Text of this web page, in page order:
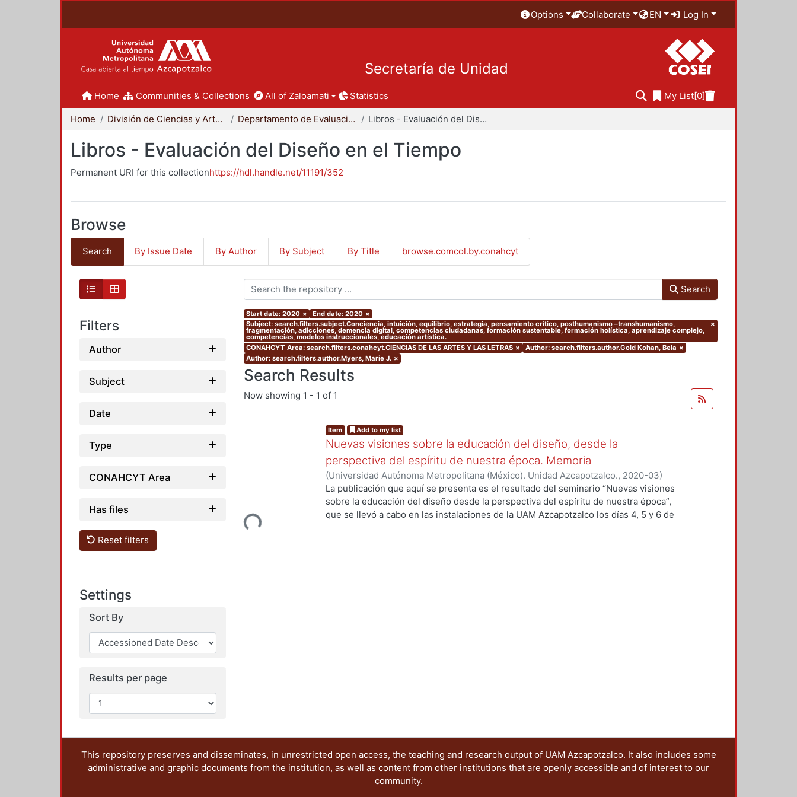
Options Collaborate EN Log In
Secretaría de Unidad
Home Communities & Collections All of Zaloamati Statistics My List[0]
Home División de Ciencias y Artes para el Diseño Departamento de Evaluación del Diseño en el Tiempo Libros - Evaluación del Diseño en el Tiempo
Libros - Evaluación del Diseño en el Tiempo
Permanent URI for this collectionhttps://hdl.handle.net/11191/352
Browse
Search By Issue Date By Author By Subject By Title browse.comcol.by.conahcyt
Filters
Author
Subject
Date
Type
CONAHCYT Area
Has files
Reset filters
Settings
Sort By
Results per page
Search
Start date: 2020 × End date: 2020 ×
Subject: search.filters.subject.Conciencia, intuición, equilibrio, estrategia, pensamiento crítico, posthumanismo –transhumanismo,
fragmentación, adicciones, demencia digital, competencias ciudadanas, formación sustentable, formación holística, aprendizaje complejo,
competencias, modelos instruccionales, educación artística.
×
CONAHCYT Area: search.filters.conahcyt.CIENCIAS DE LAS ARTES Y LAS LETRAS × Author: search.filters.author.Gold Kohan, Bela ×
Author: search.filters.author.Myers, Marie J. ×
Search Results
Now showing 1 - 1 of 1
Loading...
Item Add to my list
Nuevas visiones sobre la educación del diseño, desde la
perspectiva del espíritu de nuestra época. Memoria
(Universidad Autónoma Metropolitana (México). Unidad Azcapotzalco., 2020-03)
Myers, Marie J.;Gold Kohan, Bela;Dávila Urrutia, Sergio ;Hirata Kitahara, Miguel;
Soto Walls, Luis Jorge; Tovar Romero, Iarene
La publicación que aquí se presenta es el resultado del seminario “Nuevas visiones
sobre la educación del diseño desde la perspectiva del espíritu de nuestra época”,
que se llevó a cabo en las instalaciones de la UAM Azcapotzalco los días 4, 5 y 6 de
This repository preserves and disseminates, in unrestricted open access, the teaching and research output of UAM Azcapotzalco. It also includes some
administrative and graphic documents from the institution, as well as content from other institutions that are openly accessible and of interest to our
community.